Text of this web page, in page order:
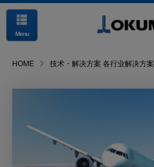
Menu
HOME 技术・解决方案 各行业解决方案